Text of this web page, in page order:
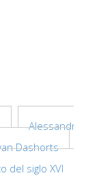
Alessandro
Dashorts
del siglo XVI